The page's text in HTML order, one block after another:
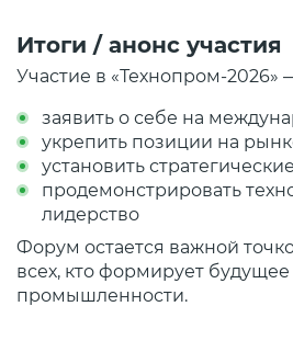
Итоги / анонс участия
Участие в «Технопром-2026»
заявить о себе на
укрепить позиции на
установить
продемонстрировать
лидерство
Форум остается важной
всех, кто формирует
промышленности.